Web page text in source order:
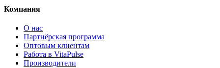
Компания
О нас
Партнёрская программа
Оптовым клиентам
Работа в VitaPulse
Производители